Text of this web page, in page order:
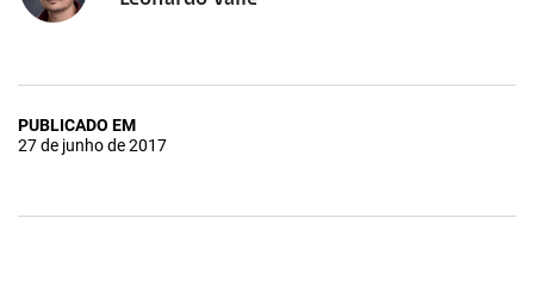
PUBLICADO EM
27 de junho de 2017